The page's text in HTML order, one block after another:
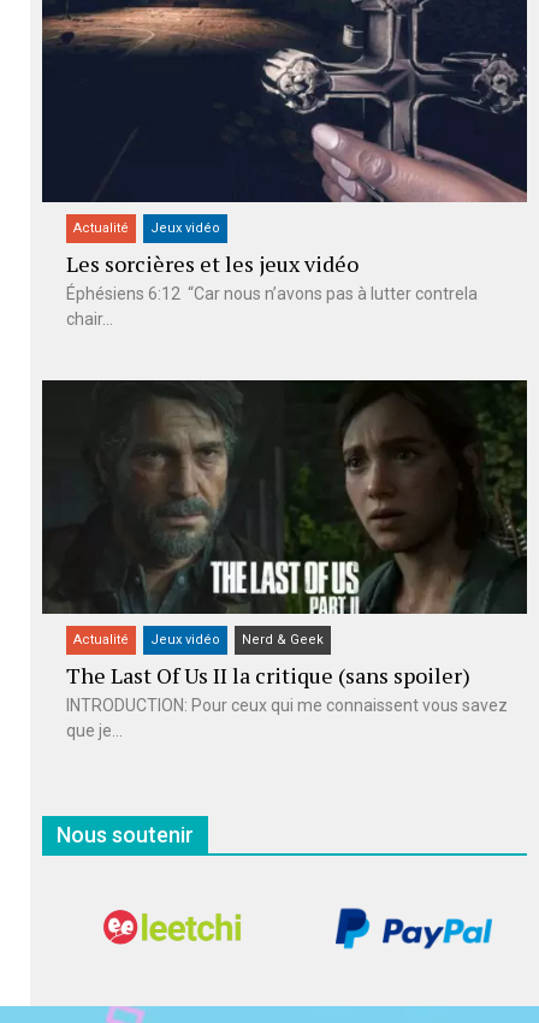
Actualité Jeux vidéo
Les sorcières et les jeux vidéo
Éphésiens 6:12 “Car nous n’avons pas à lutter contrela
chair...
Actualité Jeux vidéo Nerd & Geek
The Last Of Us II la critique (sans spoiler)
INTRODUCTION: Pour ceux qui me connaissent vous savez
que je...
Nous soutenir